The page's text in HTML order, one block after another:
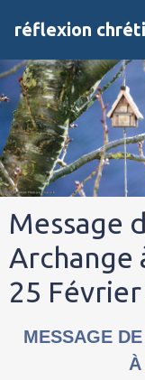
réflexion
Message
Archange
25
MESSAGE